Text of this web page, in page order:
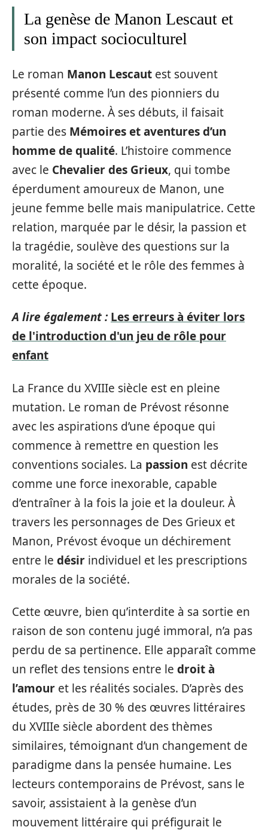
La genèse de Manon Lescaut et
son impact socioculturel
Le roman Manon Lescaut est souvent
présenté comme l’un des pionniers du
roman moderne. À ses débuts, il faisait
partie des Mémoires et aventures d’un
homme de qualité. L’histoire commence
avec le Chevalier des Grieux, qui tombe
éperdument amoureux de Manon, une
jeune femme belle mais manipulatrice. Cette
relation, marquée par le désir, la passion et
la tragédie, soulève des questions sur la
moralité, la société et le rôle des femmes à
cette époque.
A lire également : Les erreurs à éviter lors
de l'introduction d'un jeu de rôle pour
enfant
La France du XVIIIe siècle est en pleine
mutation. Le roman de Prévost résonne
avec les aspirations d’une époque qui
commence à remettre en question les
conventions sociales. La passion est décrite
comme une force inexorable, capable
d’entraîner à la fois la joie et la douleur. À
travers les personnages de Des Grieux et
Manon, Prévost évoque un déchirement
entre le désir individuel et les prescriptions
morales de la société.
Cette œuvre, bien qu’interdite à sa sortie en
raison de son contenu jugé immoral, n’a pas
perdu de sa pertinence. Elle apparaît comme
un reflet des tensions entre le droit à
l’amour et les réalités sociales. D’après des
études, près de 30 % des œuvres littéraires
du XVIIIe siècle abordent des thèmes
similaires, témoignant d’un changement de
paradigme dans la pensée humaine. Les
lecteurs contemporains de Prévost, sans le
savoir, assistaient à la genèse d’un
mouvement littéraire qui préfigurait le